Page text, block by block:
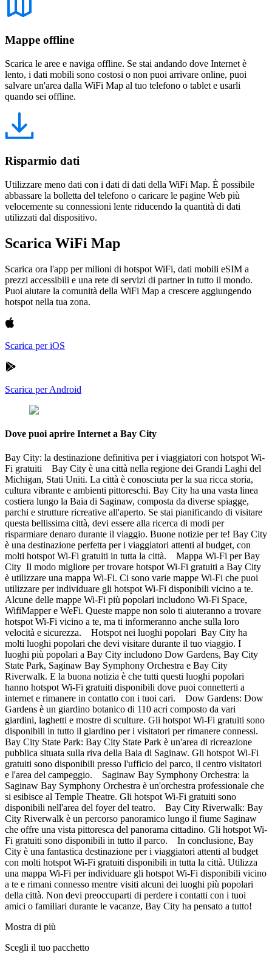
Mappe offline
Scarica le aree e naviga offline. Se stai andando dove Internet è
lento, i dati mobili sono costosi o non puoi arrivare online, puoi
salvare un'area dalla WiFi Map al tuo telefono o tablet e usarli
quando sei offline.
Risparmio dati
Utilizzare meno dati con i dati di dati della WiFi Map. È possibile
abbassare la bolletta del telefono o caricare le pagine Web più
velocemente su connessioni lente riducendo la quantità di dati
utilizzati dal dispositivo.
Scarica WiFi Map
Scarica ora l'app per milioni di hotspot WiFi, dati mobili eSIM a
prezzi accessibili e una rete di servizi di partner in tutto il mondo.
Puoi aiutare la comunità della WiFi Map a crescere aggiungendo
hotspot nella tua zona.
Scarica per iOS
Scarica per Android
Dove puoi aprire Internet a Bay City
Bay City: la destinazione definitiva per i viaggiatori con hotspot Wi-
Fi gratuiti Bay City è una città nella regione dei Grandi Laghi del
Michigan, Stati Uniti. La città è conosciuta per la sua ricca storia,
cultura vibrante e ambienti pittoreschi. Bay City ha una vasta linea
costiera lungo la Baia di Saginaw, composta da diverse spiagge,
parchi e strutture ricreative all'aperto. Se stai pianificando di visitare
questa bellissima città, devi essere alla ricerca di modi per
risparmiare denaro durante il viaggio. Buone notizie per te! Bay City
è una destinazione perfetta per i viaggiatori attenti al budget, con
molti hotspot Wi-Fi gratuiti in tutta la città. Mappa Wi-Fi per Bay
City Il modo migliore per trovare hotspot Wi-Fi gratuiti a Bay City
è utilizzare una mappa Wi-Fi. Ci sono varie mappe Wi-Fi che puoi
utilizzare per individuare gli hotspot Wi-Fi disponibili vicino a te.
Alcune delle mappe Wi-Fi più popolari includono Wi-Fi Space,
WifiMapper e WeFi. Queste mappe non solo ti aiuteranno a trovare
hotspot Wi-Fi vicino a te, ma ti informeranno anche sulla loro
velocità e sicurezza. Hotspot nei luoghi popolari Bay City ha
molti luoghi popolari che devi visitare durante il tuo viaggio. I
luoghi più popolari a Bay City includono Dow Gardens, Bay City
State Park, Saginaw Bay Symphony Orchestra e Bay City
Riverwalk. E la buona notizia è che tutti questi luoghi popolari
hanno hotspot Wi-Fi gratuiti disponibili dove puoi connetterti a
internet e rimanere in contatto con i tuoi cari. Dow Gardens: Dow
Gardens è un giardino botanico di 110 acri composto da vari
giardini, laghetti e mostre di sculture. Gli hotspot Wi-Fi gratuiti sono
disponibili in tutto il giardino per i visitatori per rimanere connessi.
Bay City State Park: Bay City State Park è un'area di ricreazione
pubblica situata sulla riva della Baia di Saginaw. Gli hotspot Wi-Fi
gratuiti sono disponibili presso l'ufficio del parco, il centro visitatori
e l'area del campeggio. Saginaw Bay Symphony Orchestra: la
Saginaw Bay Symphony Orchestra è un'orchestra professionale che
si esibisce al Temple Theatre. Gli hotspot Wi-Fi gratuiti sono
disponibili nell'area del foyer del teatro. Bay City Riverwalk: Bay
City Riverwalk è un percorso panoramico lungo il fiume Saginaw
che offre una vista pittoresca del panorama cittadino. Gli hotspot Wi-
Fi gratuiti sono disponibili in tutto il parco. In conclusione, Bay
City è una fantastica destinazione per i viaggiatori attenti al budget
con molti hotspot Wi-Fi gratuiti disponibili in tutta la città. Utilizza
una mappa Wi-Fi per individuare gli hotspot Wi-Fi disponibili vicino
a te e rimani connesso mentre visiti alcuni dei luoghi più popolari
della città. Non devi preoccuparti di perdere i contatti con i tuoi
amici o familiari durante le vacanze, Bay City ha pensato a tutto!
Mostra di più
Scegli il tuo pacchetto